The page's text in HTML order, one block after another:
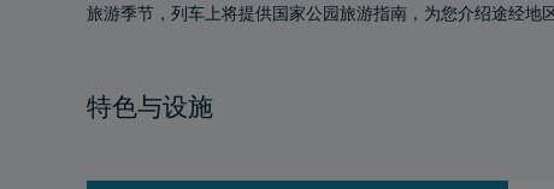
旅游季节，列车上将提供国家公园旅游指南，为您介绍途经地
特色与设施